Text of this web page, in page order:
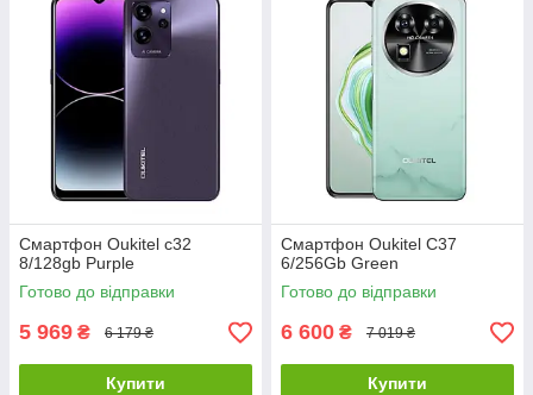
Смартфон Oukitel c32
8/128gb Purple
Готово до відправки
5 969 ₴ 6 179 ₴
Купити
Смартфон Oukitel C37
6/256Gb Green
Готово до відправки
6 600 ₴ 7 019 ₴
Купити